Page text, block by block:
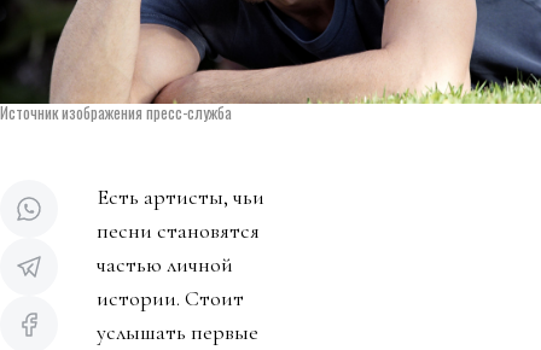
Источник изображения пресс-служба
Есть артисты, чьи
песни становятся
частью личной
истории. Стоит
услышать первые